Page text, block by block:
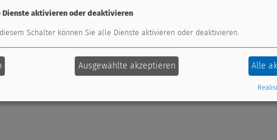
Fernwartung Erweiterungsmodule
Dienste aktivieren oder deaktivieren
Schalter können Sie alle Dienste aktivieren oder deaktivieren.
Ausgewählte akzeptieren Alle